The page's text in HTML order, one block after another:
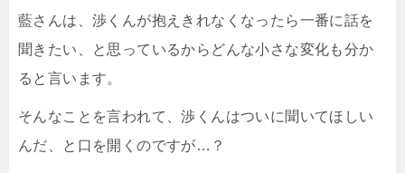
藍さんは、渉くんが抱えきれなくなったら一番に話を
聞きたい、と思っているからどんな小さな変化も分か
ると言います。
そんなことを言われて、渉くんはついに聞いてほしい
んだ、と口を開くのですが…？